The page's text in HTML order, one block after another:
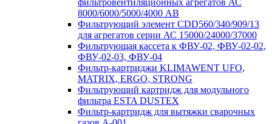
фильтровентиляционных агрегатов АС
8000/6000/5000/4000 АВ
Фильтрующий элемент CDD560/340/909/13
для агрегатов серии АС 15000/24000/37000
Фильтрующая кассета к ФВУ-02, ФВУ-02-02,
ФВУ-02-03, ФВУ-04
Фильтр-картриджи KLIMAWENT UFO,
MATRIX, ERGO, STRONG
Фильтрующий картридж для модульного
фильтра ESTA DUSTEX
Фильтр-картридж для вытяжки сварочных